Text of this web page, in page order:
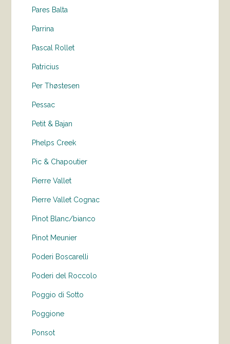
Pares Balta
Parrina
Pascal Rollet
Patricius
Per Thøstesen
Pessac
Petit & Bajan
Phelps Creek
Pic & Chapoutier
Pierre Vallet
Pierre Vallet Cognac
Pinot Blanc/bianco
Pinot Meunier
Poderi Boscarelli
Poderi del Roccolo
Poggio di Sotto
Poggione
Ponsot